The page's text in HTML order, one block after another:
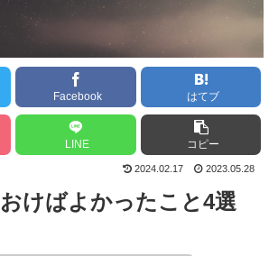
Facebook はてブ
LINE コピー
2024.02.17 2023.05.28
けばよかったこと4選